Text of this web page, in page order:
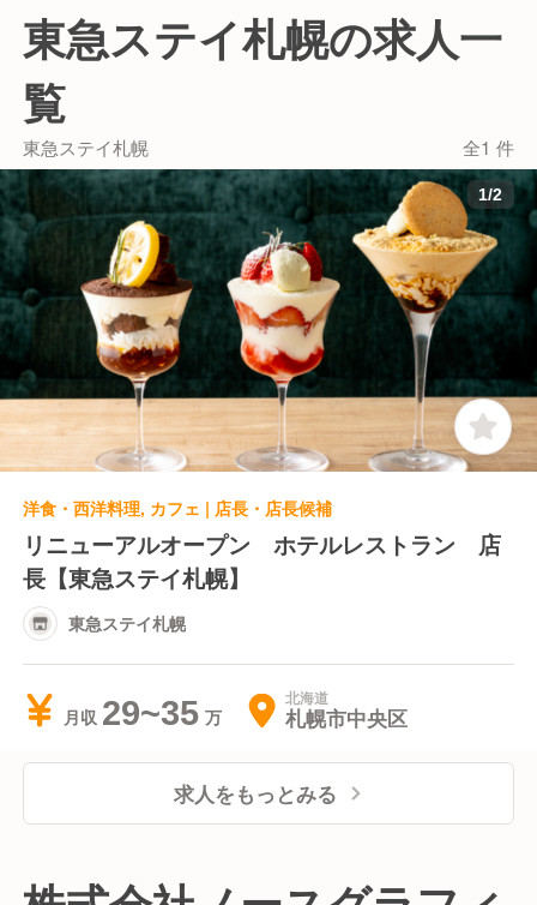
にチャレンジできる環境を作ります。
そして互いに意見をぶつけ合うことを惜しまず、
一人では決してなし得ない大きな成果と成長を生み出
す組織を構築します。
北は北海道から南は沖縄まで飲食店を展開しており、
全国に仲間がいます。
コンセプトや業態は様々で、新店舗の立ち上げやメニ
ュー開発に携わることもできます。
様々なキャリア、前職経験がある社員が集まっている
ので
未経験からでも果敢に挑戦することができる環境で
す。
東急ステイ札幌の求人一
覧
東急ステイ札幌 全1 件
1/2
洋食・西洋料理, カフェ | 店長・店長候補
リニューアルオープン ホテルレストラン 店
長【東急ステイ札幌】
東急ステイ札幌
月収 29~35 北海道
札幌市中央区
求人をもっとみる